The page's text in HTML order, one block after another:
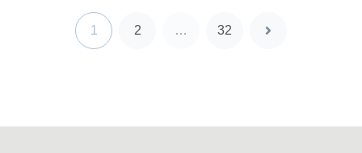
1 2 … 32
次